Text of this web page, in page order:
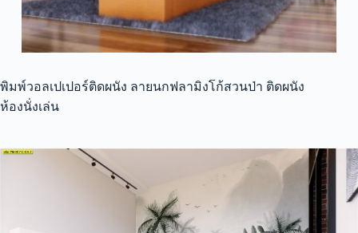
พิมพ์วอลเปเปอร์ติดผนัง ลายนกฟลามิงโก้สวนป่า ติดผนัง
ห้องนั่งเล่น